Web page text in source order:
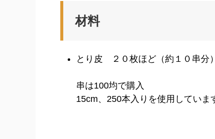
材料
とり皮 ２０枚ほど（約１０串分）
串は100均で購入
15cm、250本入りを使用していま